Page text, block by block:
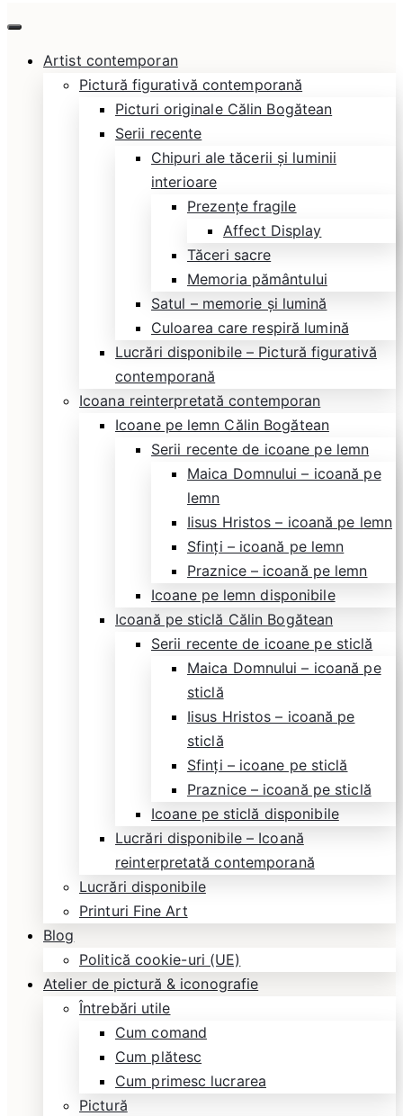
și sticlă, portrete și restaurare artă – Călin
Artist contemporan
Pictură figurativă contemporană
Picturi originale Călin Bogătean
Serii recente
Chipuri ale tăcerii și luminii
interioare
Prezențe fragile
Affect Display
Tăceri sacre
Memoria pământului
Satul – memorie și lumină
Culoarea care respiră lumină
Lucrări disponibile – Pictură figurativă
contemporană
Icoana reinterpretată contemporan
Icoane pe lemn Călin Bogătean
Serii recente de icoane pe lemn
Maica Domnului – icoană pe
lemn
Iisus Hristos – icoană pe lemn
Sfinți – icoană pe lemn
Praznice – icoană pe lemn
Icoane pe lemn disponibile
Icoană pe sticlă Călin Bogătean
Serii recente de icoane pe sticlă
Maica Domnului – icoană pe
sticlă
Iisus Hristos – icoană pe
sticlă
Sfinți – icoane pe sticlă
Praznice – icoană pe sticlă
Icoane pe sticlă disponibile
Lucrări disponibile – Icoană
reinterpretată contemporană
Lucrări disponibile
Printuri Fine Art
Blog
Politică cookie-uri (UE)
Atelier de pictură & iconografie
Întrebări utile
Cum comand
Cum plătesc
Cum primesc lucrarea
Pictură